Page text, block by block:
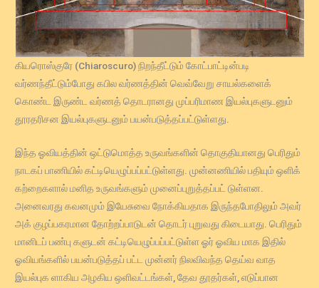
கியரொஸ்குரே (Chiaroscuro) நிறந்தீட்டும் கோட்பாட்டின்படி
வர்ணந்தீட்டும்போது கபில வர்ணத்தின் வெவ்வேறு சாயல்களைக்
கொண்ட இருண்ட வர்ணத் தொடரானது முப்பரிமாண இயல்புகளுடனும்
தூரதரிசன இயல்புகளுடனும் பயன்படுத்தப்பட்டுள்ளது.
இந்த ஓவியத்தின் ஒட்டுமொத்த உருவங்களின் தொகுதியானது பெரிதும்
நாடகப் பாணியில் கட்டியெழுப்பப்பட்டுள்ளது. முன்னணியில் பதியும் ஒளிக்
கற்றைகளால் மனித உருவங்களும் முனைப்புறுத்தப்பட் டுள்ளன.
அனைவரது கவனமும் இயேசுவை நோக்கியதாக இருந்தபோதிலும் அவர்
அக் குழப்பகரமான தோற்றப்பாடுடன் தொடர் புறுவது கிடையாது. பெரிதும்
மானிடப் பண்பு களுடன் கட்டியெழுப்பப்பட்டுள்ள ஓர் ஓவிய மாக இதில்
ஓவியங்களில் பயன்படுத்தப் பட்ட முன்னர் நிலவிவந்த தெய்வ வாத
இயல்புக ளாகிய அழகிய ஒளிவட்டங்கள், தேவ தூதர்கள், எடுப்பான